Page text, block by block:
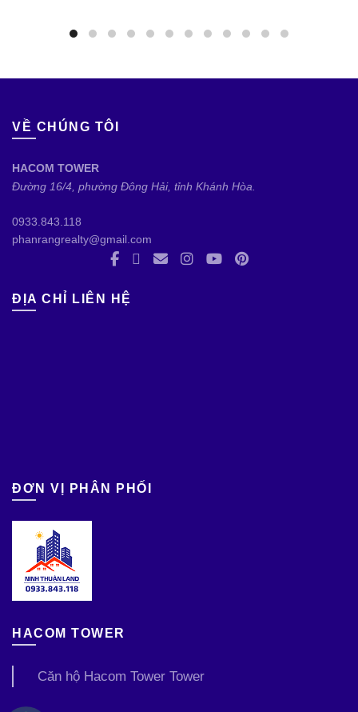
VỀ CHÚNG TÔI
HACOM TOWER
Đường 16/4, phường Đông Hải, tỉnh Khánh Hòa.
0933.843.118
phanrangrealty@gmail.com
ĐỊA CHỈ LIÊN HỆ
ĐƠN VỊ PHÂN PHỐI
HACOM TOWER
Căn hộ Hacom Tower Tower